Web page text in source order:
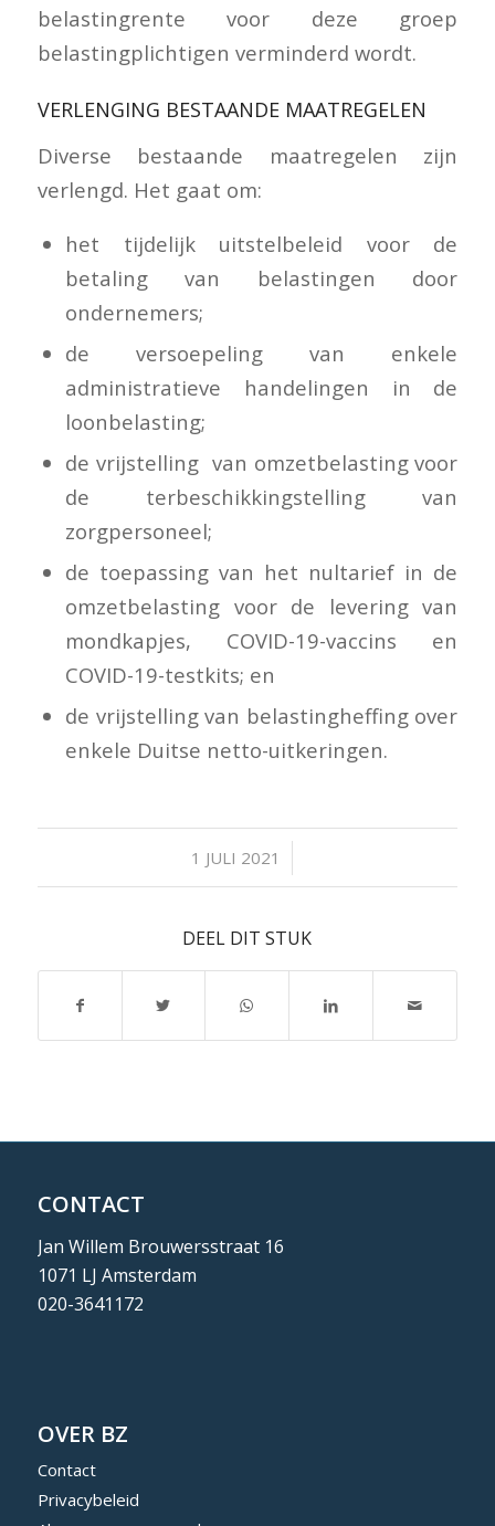
belastingrente voor deze groep
belastingplichtigen verminderd wordt.
VERLENGING BESTAANDE MAATREGELEN
Diverse bestaande maatregelen zijn
verlengd. Het gaat om:
het tijdelijk uitstelbeleid voor de
betaling van belastingen door
ondernemers;
de versoepeling van enkele
administratieve handelingen in de
loonbelasting;
de vrijstelling van omzetbelasting voor
de terbeschikkingstelling van
zorgpersoneel;
de toepassing van het nultarief in de
omzetbelasting voor de levering van
mondkapjes, COVID-19-vaccins en
COVID-19-testkits; en
de vrijstelling van belastingheffing over
enkele Duitse netto-uitkeringen.
1 JULI 2021
/
DEEL DIT STUK
CONTACT
Jan Willem Brouwersstraat 16
1071 LJ Amsterdam
020-3641172
OVER BZ
Contact
Privacybeleid